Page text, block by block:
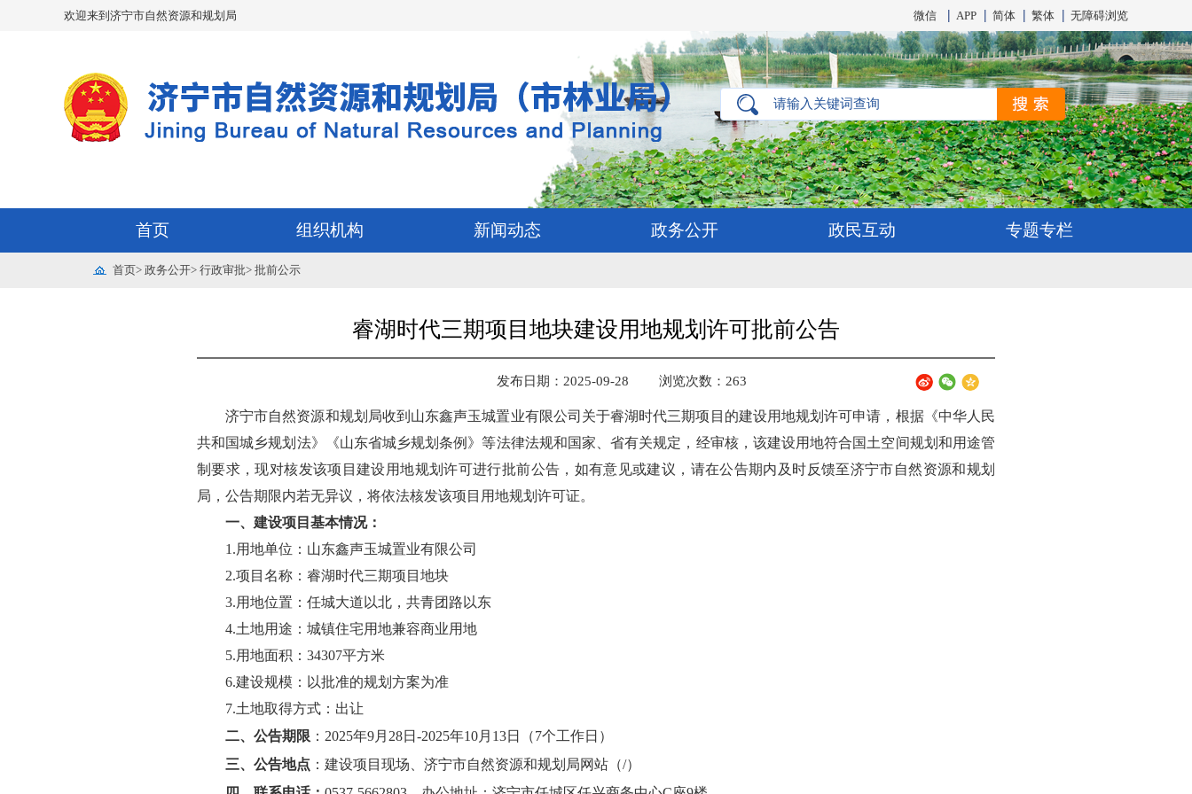
欢迎来到济宁市自然资源和规划局 微信 APP 简体 繁体 无障碍浏览
首页 组织机构 新闻动态 政务公开 政民互动 专题专栏
首页> 政务公开> 行政审批> 批前公示
睿湖时代三期项目地块建设用地规划许可批前公告
发布日期：2025-09-28 浏览次数： 263
济宁市自然资源和规划局收到山东鑫声玉城置业有限公司关于睿湖时代三期项目的建设用地规划许可申请，根据《中华人民
共和国城乡规划法》《山东省城乡规划条例》等法律法规和国家、省有关规定，经审核，该建设用地符合国土空间规划和用途管
制要求，现对核发该项目建设用地规划许可进行批前公告，如有意见或建议，请在公告期内及时反馈至济宁市自然资源和规划
局，公告期限内若无异议，将依法核发该项目用地规划许可证。
一、建设项目基本情况：
1.用地单位：山东鑫声玉城置业有限公司
2.项目名称：睿湖时代三期项目地块
3.用地位置：任城大道以北，共青团路以东
4.土地用途：城镇住宅用地兼容商业用地
5.用地面积：34307平方米
6.建设规模：以批准的规划方案为准
7.土地取得方式：出让
二、公告期限 ： 2025年9月28日-2025年10月13日 （7个工作日）
三、公告地点 ： 建设项目现场、 济宁市自然资源和规划局网站 （/）